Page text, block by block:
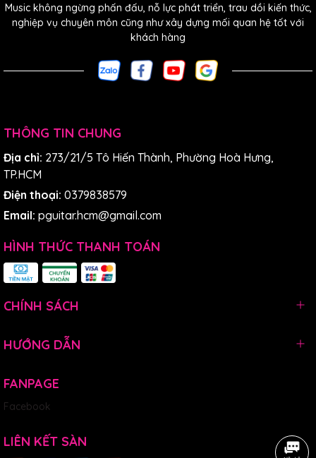
• Thiết kế hình dạng tiện lợi cho sân khấu và dàn cổ
chiều rộng đai ngựa 48mm và bán kính phím 16 inch nhỏ
chơi gần giống với guitar dây thép. Điều này giúp cho việc
đặc biệt là với những người chơi tay nhỏ.
Music không ngừng phấn đấu, nỗ lực phát triển, trau dồi kiến thức,
nghiệp vụ chuyên môn cũng như xây dựng mối quan hệ tốt với
khách hàng
THÔNG TIN CHUNG
Địa chỉ: 273/21/5 Tô Hiến Thành, Phường Hoà Hưng,
TP.HCM
Điện thoại: 0379838579
Email: pguitar.hcm@gmail.com
HÌNH THỨC THANH TOÁN
CHÍNH SÁCH
HƯỚNG DẪN
FANPAGE
Facebook
LIÊN KẾT SÀN